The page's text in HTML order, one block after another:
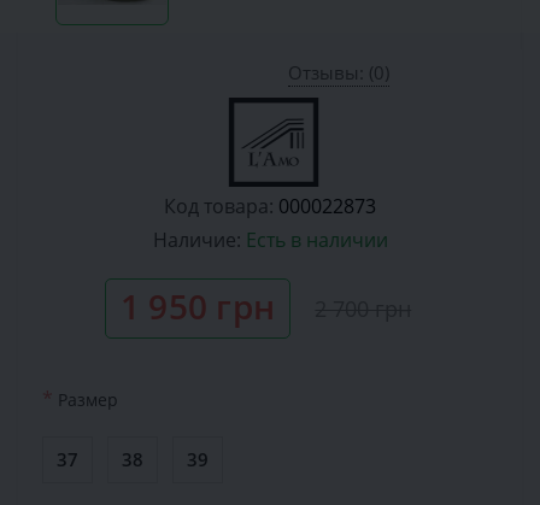
Отзывы: (0)
Код товара: 000022873
Наличие: Есть в наличии
1 950 грн
* Размер
37 38 39